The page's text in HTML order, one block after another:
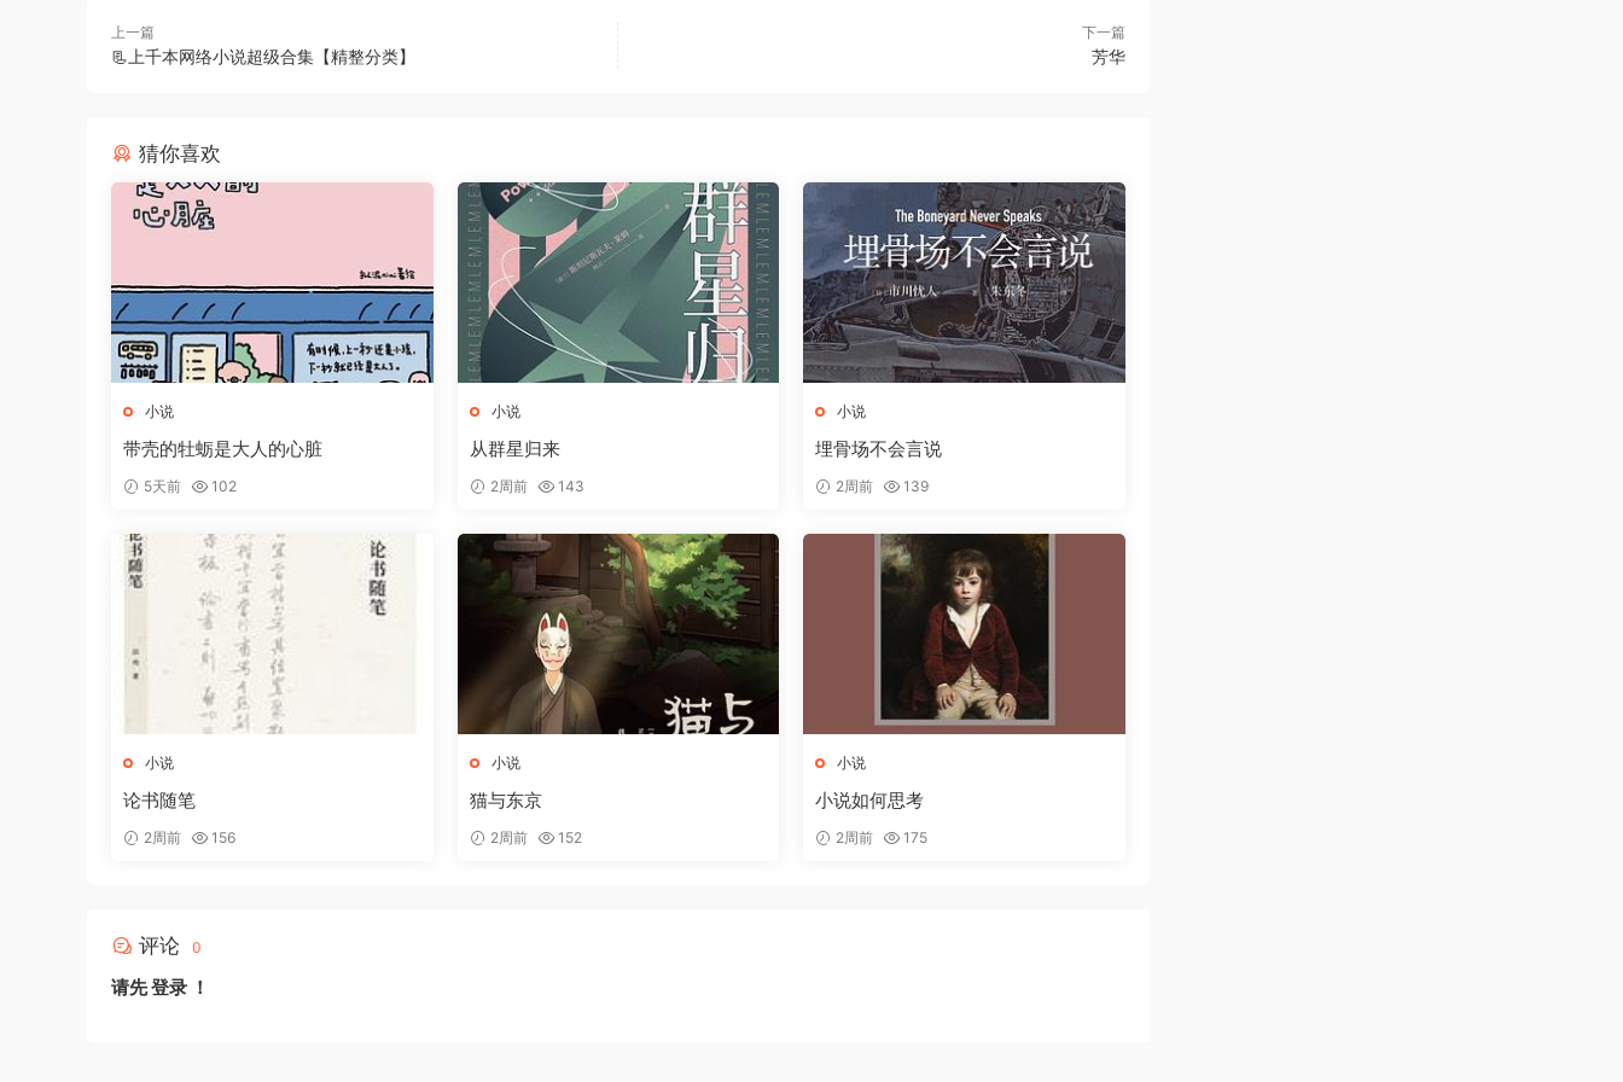
上一篇
📃上千本网络小说超级合集【精整分类】
下一篇
芳华
猜你喜欢
小说
带壳的牡蛎是大人的心脏
5天前 102
小说
从群星归来
2周前 143
小说
埋骨场不会言说
2周前 139
小说
论书随笔
2周前 156
小说
猫与东京
2周前 152
小说
小说如何思考
2周前 175
评论 0
请先登录 ！